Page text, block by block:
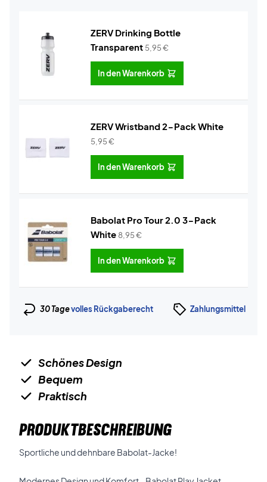
ZERV Drinking Bottle
Transparent 5,95€
In den Warenkorb
ZERV Wristband 2-Pack White
5,95€
In den Warenkorb
Babolat Pro Tour 2.0 3-Pack
White 8,95€
In den Warenkorb
30 Tagevolles Rückgaberecht Zahlungsmittel
Schönes Design
Bequem
Praktisch
PRODUKTBESCHREIBUNG
Sportliche und dehnbare Babolat-Jacke!